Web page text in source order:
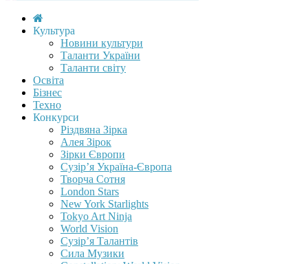
Культура
Новини культури
Таланти України
Таланти світу
Освіта
Бізнес
Техно
Конкурси
Різдвяна Зірка
Алея Зірок
Зірки Європи
Сузір’я Україна-Європа
Творча Сотня
London Stars
New York Starlights
Tokyo Art Ninja
World Vision
Сузір’я Талантів
Сила Музики